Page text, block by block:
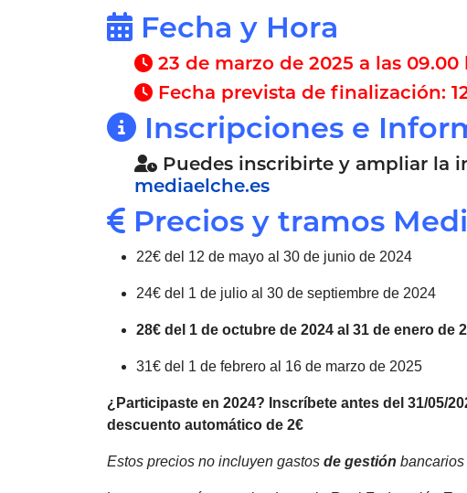
Fecha y Hora
23 de marzo de 2025 a las 09.00
Fecha prevista de finalización:
Inscripciones e
Puedes inscribirte y ampliar la
mediaelche.es
Precios y tramos
22€ del 12 de mayo al 30 de junio de 2024
24€ del 1 de julio al 30 de septiembre de 2024
28€ del 1 de octubre de 2024 al 31 de enero de
31€ del 1 de febrero al 16 de marzo de 2025
¿Participaste en 2024? Inscríbete antes del 31/05/
descuento automático de 2€
Estos precios no incluyen gastos de gestión bancarios